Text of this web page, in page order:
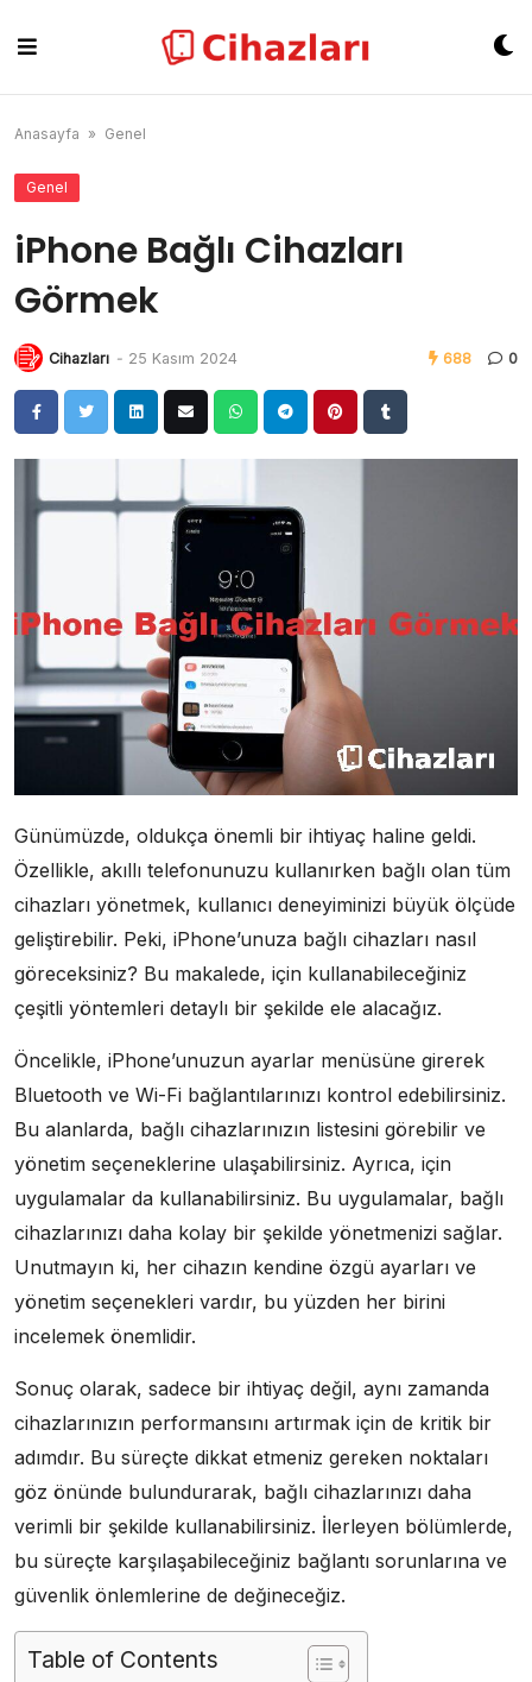
content
Anasayfa » Genel
Genel
iPhone Bağlı Cihazları
Görmek
Cihazları - 25 Kasım 2024 688 0
Günümüzde, oldukça önemli bir ihtiyaç haline geldi.
Özellikle, akıllı telefonunuzu kullanırken bağlı olan tüm
cihazları yönetmek, kullanıcı deneyiminizi büyük ölçüde
geliştirebilir. Peki, iPhone’unuza bağlı cihazları nasıl
göreceksiniz? Bu makalede, için kullanabileceğiniz
çeşitli yöntemleri detaylı bir şekilde ele alacağız.
Öncelikle, iPhone’unuzun ayarlar menüsüne girerek
Bluetooth ve Wi-Fi bağlantılarınızı kontrol edebilirsiniz.
Bu alanlarda, bağlı cihazlarınızın listesini görebilir ve
yönetim seçeneklerine ulaşabilirsiniz. Ayrıca, için
uygulamalar da kullanabilirsiniz. Bu uygulamalar, bağlı
cihazlarınızı daha kolay bir şekilde yönetmenizi sağlar.
Unutmayın ki, her cihazın kendine özgü ayarları ve
yönetim seçenekleri vardır, bu yüzden her birini
incelemek önemlidir.
Sonuç olarak, sadece bir ihtiyaç değil, aynı zamanda
cihazlarınızın performansını artırmak için de kritik bir
adımdır. Bu süreçte dikkat etmeniz gereken noktaları
göz önünde bulundurarak, bağlı cihazlarınızı daha
verimli bir şekilde kullanabilirsiniz. İlerleyen bölümlerde,
bu süreçte karşılaşabileceğiniz bağlantı sorunlarına ve
güvenlik önlemlerine de değineceğiz.
Table of Contents